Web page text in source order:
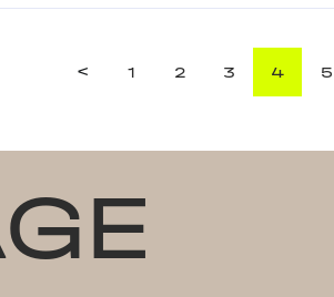
< 1 2 3 4 5